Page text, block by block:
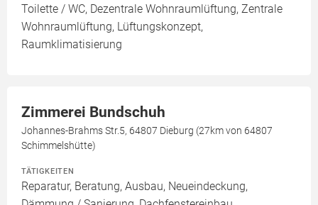
Toilette / WC, Dezentrale Wohnraumlüftung, Zentrale
Wohnraumlüftung, Lüftungskonzept,
Raumklimatisierung
Zimmerei Bundschuh
Johannes-Brahms Str.5, 64807 Dieburg (27km von 64807
Schimmelshütte)
TÄTIGKEITEN
Reparatur, Beratung, Ausbau, Neueindeckung,